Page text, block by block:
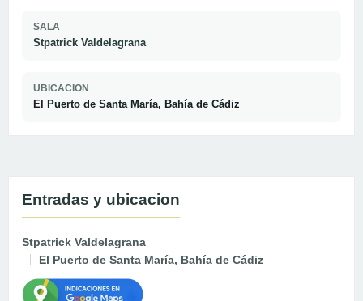
SALA
Stpatrick Valdelagrana
UBICACION
El Puerto de Santa María, Bahía de Cádiz
Entradas y ubicacion
Stpatrick Valdelagrana
El Puerto de Santa María, Bahía de Cádiz